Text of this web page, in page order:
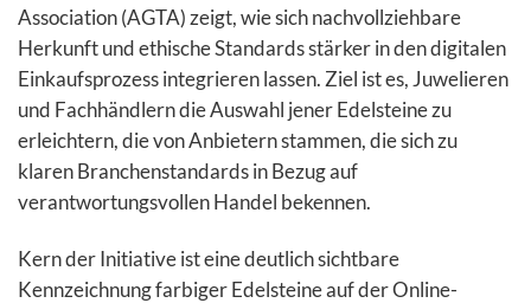
Association (AGTA) zeigt, wie sich nachvollziehbare
Herkunft und ethische Standards stärker in den digitalen
Einkaufsprozess integrieren lassen. Ziel ist es, Juwelieren
und Fachhändlern die Auswahl jener Edelsteine zu
erleichtern, die von Anbietern stammen, die sich zu
klaren Branchenstandards in Bezug auf
verantwortungsvollen Handel bekennen.
Kern der Initiative ist eine deutlich sichtbare
Kennzeichnung farbiger Edelsteine auf der Online-